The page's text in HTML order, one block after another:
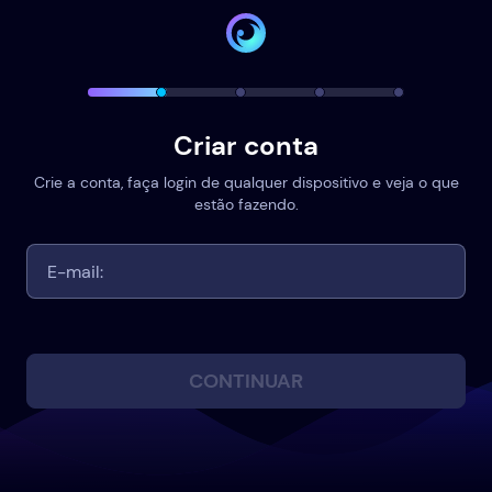
Criar conta
Crie a conta, faça login de qualquer dispositivo e veja o que
estão fazendo.
CONTINUAR